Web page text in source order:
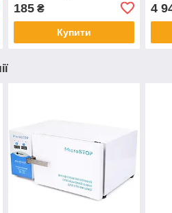
100×200 мм, 100 шт
185₴
Купити
4